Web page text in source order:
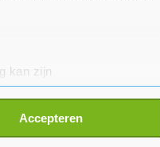
kan zijn
detailgedeelte
Accepteren